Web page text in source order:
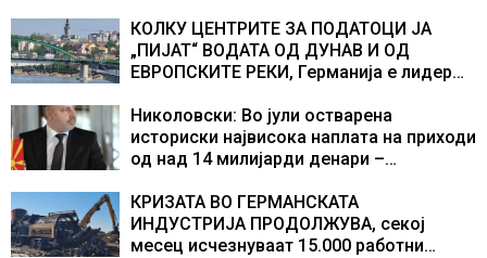
учесниците во бомбардирањето го
доживуваа овој настан што го промени
текот на историјата
КОЛКУ ЦЕНТРИТЕ ЗА ПОДАТОЦИ ЈА
„ПИЈАТ“ ВОДАТА ОД ДУНАВ И ОД
ЕВРОПСКИТЕ РЕКИ, Германија е лидер
центри за податоци
Николовски: Во јули остварена
историски највисока наплата на приходи
од над 14 милијарди денари –
резултати
КРИЗАТА ВО ГЕРМАНСКАТА
ИНДУСТРИЈА ПРОДОЛЖУВА, секој
месец исчезнуваат 15.000 работни